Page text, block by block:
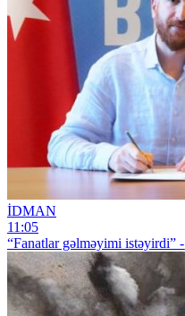
İDMAN
11:05
“Fanatlar gəlməyimi istəyirdi” -